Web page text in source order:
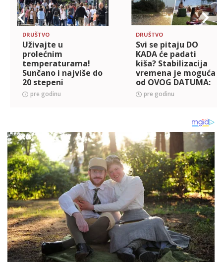
DRUŠTVO
Uživajte u
prolećnim
temperaturama!
Sunčano i najviše do
20 stepeni
pre godinu
DRUŠTVO
Svi se pitaju DO
KADA će padati
kiša? Stabilizacija
vremena je moguća
od OVOG DATUMA:
Biće i letnjih 28
stepeni
pre godinu